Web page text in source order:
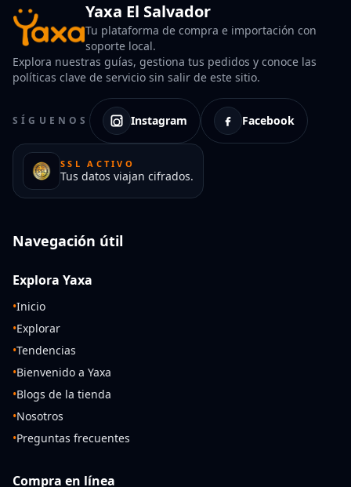
Yaxa El Salvador
Tu plataforma de compra e importación con
soporte local.
Explora nuestras guías, gestiona tus pedidos y conoce las
políticas clave de servicio sin salir de este sitio.
SÍGUENOS Instagram Facebook
SSL ACTIVO
Tus datos viajan cifrados.
Navegación útil
Explora Yaxa
•Inicio
•Explorar
•Tendencias
•Bienvenido a Yaxa
•Blogs de la tienda
•Nosotros
•Preguntas frecuentes
Compra en línea